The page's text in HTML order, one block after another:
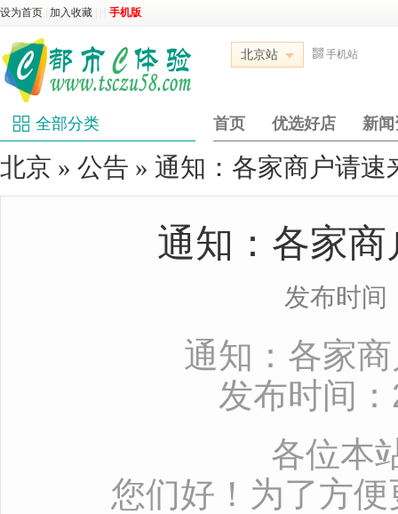
设为首页 加入收藏 手机版
北京站 手机站
全部分类 首页 优选好店 新闻
北京 » 公告 » 通知：各家商户请速
通知：各家
发布时间
通知：各家
发布时间
各位本
您们好！为了方便